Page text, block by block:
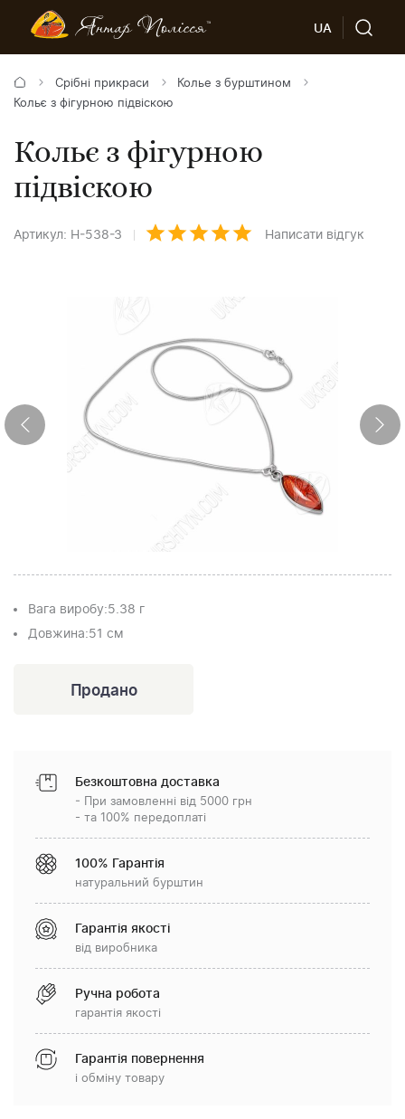
UA
Срібні прикраси
Колье з бурштином
Кольє з фігурною підвіскою
Кольє з фігурною
підвіскою
Артикул: Н-538-З Написати відгук
Вага виробу:5.38 г
Довжина:51 см
Безкоштовна доставка
- При замовленні від 5000 грн
- та 100% передоплаті
100% Гарантія
натуральний бурштин
Гарантія якості
від виробника
Ручна робота
гарантія якості
Гарантія повернення
і обміну товару